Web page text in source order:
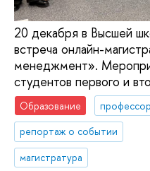
20 декабря в Высшей
встреча онлайн-
менеджмент».
студентов первого и
Образование
репортаж о событии
магистратура